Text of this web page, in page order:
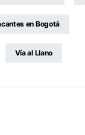
en Bogotá
Vía al Llano